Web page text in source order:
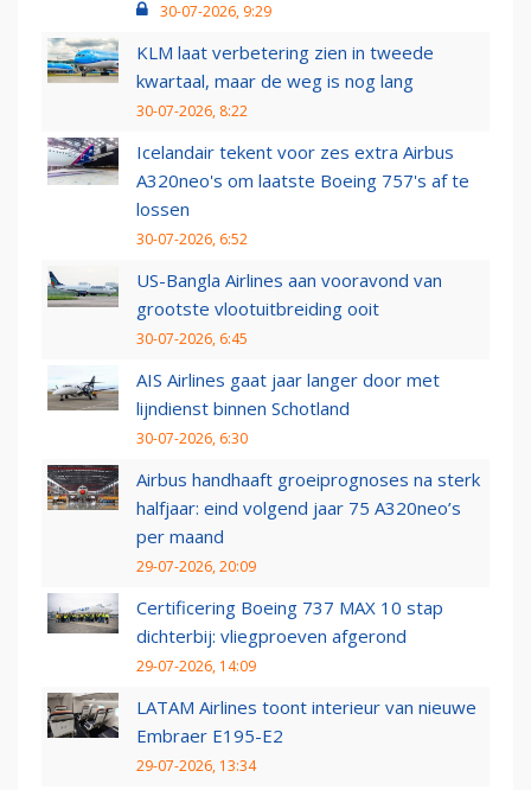
30-07-2026, 9:29
KLM laat verbetering zien in tweede
kwartaal, maar de weg is nog lang
30-07-2026, 8:22
Icelandair tekent voor zes extra Airbus
A320neo's om laatste Boeing 757's af te
lossen
30-07-2026, 6:52
US-Bangla Airlines aan vooravond van
grootste vlootuitbreiding ooit
30-07-2026, 6:45
AIS Airlines gaat jaar langer door met
lijndienst binnen Schotland
30-07-2026, 6:30
Airbus handhaaft groeiprognoses na sterk
halfjaar: eind volgend jaar 75 A320neo’s
per maand
29-07-2026, 20:09
Certificering Boeing 737 MAX 10 stap
dichterbij: vliegproeven afgerond
29-07-2026, 14:09
LATAM Airlines toont interieur van nieuwe
Embraer E195-E2
29-07-2026, 13:34